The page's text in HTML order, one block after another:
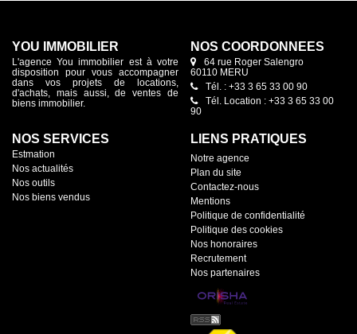
YOU IMMOBILIER
L'agence You immobilier est à votre
disposition pour vous accompagner
dans vos projets de locations,
d'achats, mais aussi, de ventes de
biens immobilier.
NOS COORDONNÉES
64 rue Roger Salengro
60110 MERU
Tél. : +33 3 65 33 00 90
Tél. Location : +33 3 65 33 00
90
NOS SERVICES
Estmation
Nos actualités
Nos outils
Nos biens vendus
LIENS PRATIQUES
Notre agence
Plan du site
Contactez-nous
Mentions
Politique de confidentialité
Politique des cookies
Nos honoraires
Recrutement
Nos partenaires